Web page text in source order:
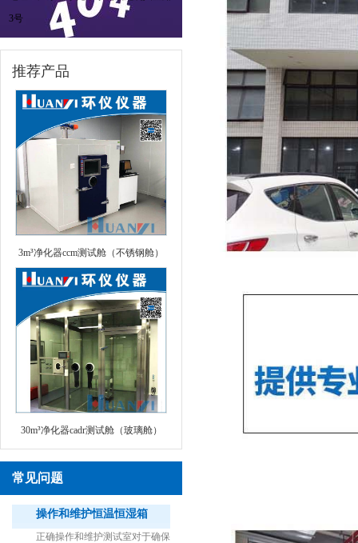
3号
推荐产品
3m³净化器ccm测试舱（不锈钢舱）
30m³净化器cadr测试舱（玻璃舱）
常见问题
操作和维护恒温恒湿箱
正确操作和维护测试室对于确保